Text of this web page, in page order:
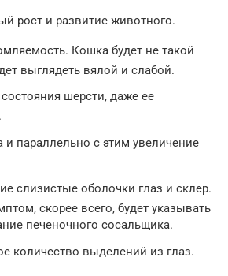
рост и развитие животного.
Кошка будет не такой
выглядеть вялой и слабой.
шерсти, даже ее
и параллельно с этим увеличение
слизистые оболочки глаз и склер.
скорее всего, будет указывать
печеночного сосальщика.
количество выделений из глаз.